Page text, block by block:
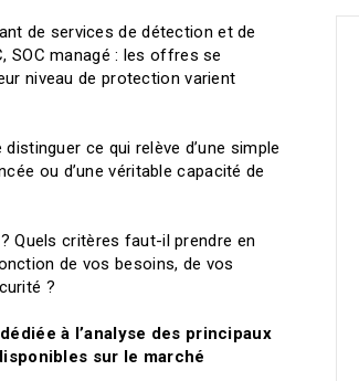
de services de détection et de
SOC managé : les offres se
niveau de protection varient
ce qui relève d’une simple
ou d’une véritable capacité de
Quels critères faut-il prendre en
de vos besoins, de vos
?
à l’analyse des principaux
sur le marché